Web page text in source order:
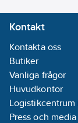
Kontakt
Kontakta oss
Butiker
Vanliga frågor
Huvudkontor
Press och media